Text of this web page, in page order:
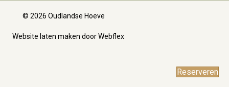
Reserveren
© 2026 Oudlandse Hoeve
Website laten maken door Webflex